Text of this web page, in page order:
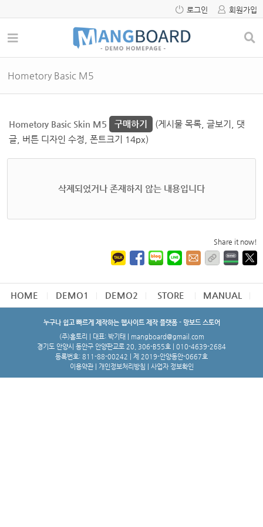
로그인 회원가입
Hometory Basic M5
Hometory Basic Skin M5 구매하기
(게시물 목록, 글보기, 댓
글, 버튼 디자인 수정, 폰트크기 14px)
삭제되었거나 존재하지 않는 내용입니다
Share it now!
HOME DEMO1 DEMO2 STORE MANUAL
누구나 쉽고 빠르게 제작하는 웹사이트 제작 플랫폼 - 망보드 스토어
(주)홈토리 | 대표: 박기태 | mangboard@gmail.com
경기도 안양시 동안구 안양판교로 20, 306-B55호 | 010-4639-2684
등록번호: 811-88-00242 | 제 2019-안양동안-0667호
이용약관| 개인정보처리방침 사업자 정보확인